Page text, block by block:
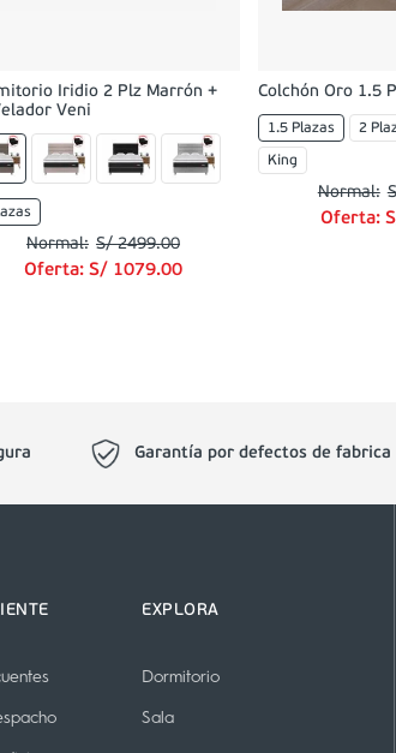
Iridio 2 Plz Marrón +
Veni
S/ 2499.00
Oferta: S/ 1079.00
Colchón Oro 1.5
1.5 Plazas 2
King
Oferta:
Garantía por defectos de fabrica
EXPLORA
Dormitorio
Sala